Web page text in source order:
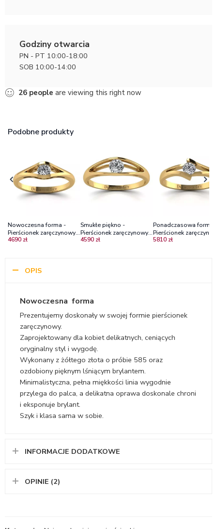
Godziny otwarcia
PN - PT 10:00-18:00
SOB 10:00-14:00
26 people are viewing this right now
Podobne produkty
Nowoczesna forma -
Pierścionek zaręczynowy
Diamond Sky, żółte złoto,
4690 zł
Smukłe piękno -
Pierścionek zaręczynowy z
żółtego złota z brylantem
4590 zł
Ponadczasowa forma -
Pierścionek
żółtego złota z
5810 zł
OPIS
Nowoczesna forma
Prezentujemy doskonały w swojej formie pierścionek
zaręczynowy.
Zaprojektowany dla kobiet delikatnych, ceniących
oryginalny styl i wygodę.
Wykonany z żółtego złota o próbie 585 oraz
ozdobiony pięknym lśniącym brylantem.
Minimalistyczna, pełna miękkości linia wygodnie
przylega do palca, a delikatna oprawa doskonale chroni
i eksponuje brylant.
Szyk i klasa sama w sobie.
INFORMACJE DODATKOWE
OPINIE (2)